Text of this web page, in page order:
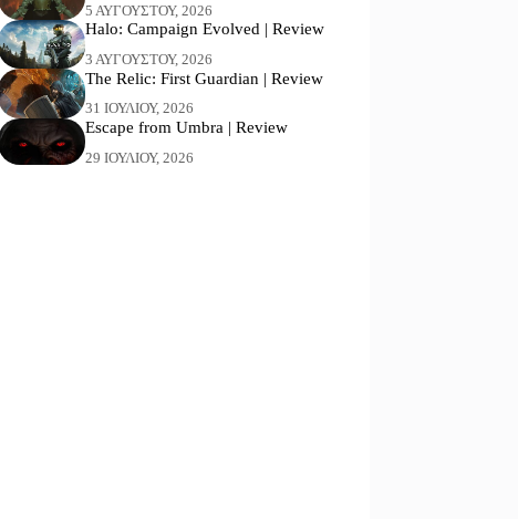
5 ΑΥΓΟΎΣΤΟΥ, 2026
Halo: Campaign Evolved | Review
3 ΑΥΓΟΎΣΤΟΥ, 2026
The Relic: First Guardian | Review
31 ΙΟΥΛΊΟΥ, 2026
Escape from Umbra | Review
29 ΙΟΥΛΊΟΥ, 2026